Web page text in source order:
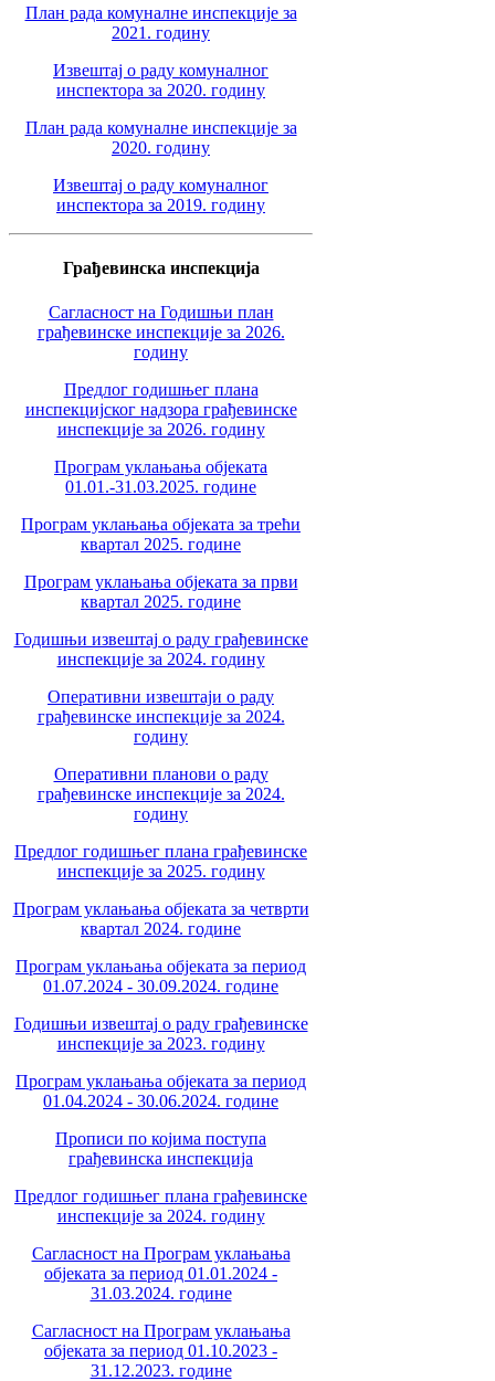
План рада комуналне инспекције за
2021. годину
Извештај о раду комуналног
инспектора за 2020. годину
План рада комуналне инспекције за
2020. годину
Извештај о раду комуналног
инспектора за 2019. годину
Грађевинска инспекција
Сагласност на Годишњи план
грађевинске инспекције за 2026.
годину
Предлог годишњег плана
инспекцијског надзора грађевинске
инспекције за 2026. годину
Програм уклањања објеката
01.01.-31.03.2025. године
Програм уклањања објеката за трећи
квартал 2025. године
Програм уклањања објеката за први
квартал 2025. године
Годишњи извештај о раду грађевинске
инспекције за 2024. годину
Оперативни извештаји о раду
грађевинске инспекције за 2024.
годину
Оперативни планови о раду
грађевинске инспекције за 2024.
годину
Предлог годишњег плана грађевинске
инспекције за 2025. годину
Програм уклањања објеката за четврти
квартал 2024. године
Програм уклањања објеката за период
01.07.2024 - 30.09.2024. године
Годишњи извештај о раду грађевинске
инспекције за 2023. годину
Програм уклањања објеката за период
01.04.2024 - 30.06.2024. године
Прописи по којима поступа
грађевинска инспекција
Предлог годишњег плана грађевинске
инспекције за 2024. годину
Сагласност на Програм уклањања
објеката за период 01.01.2024 -
31.03.2024. године
Сагласност на Програм уклањања
објеката за период 01.10.2023 -
31.12.2023. године